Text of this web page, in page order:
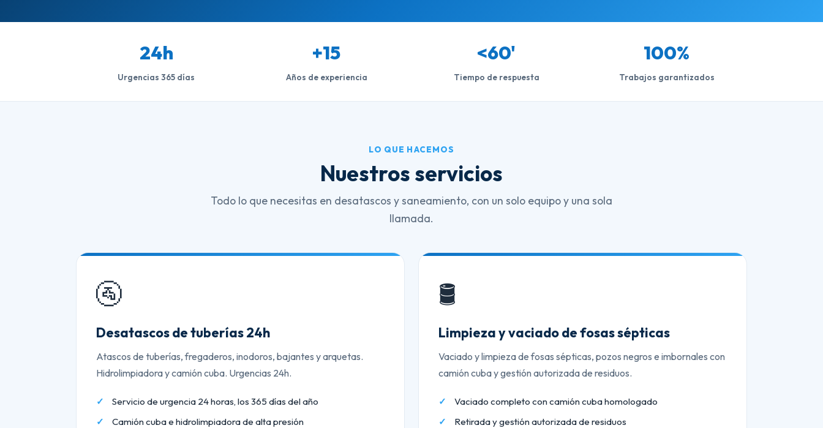
24h
Urgencias 365 días
+15
Años de experiencia
<60'
Tiempo de respuesta
100%
Trabajos garantizados
LO QUE HACEMOS
Nuestros servicios
Todo lo que necesitas en desatascos y saneamiento, con un solo equipo y una sola
llamada.
🚰
Desatascos de tuberías 24h
Atascos de tuberías, fregaderos, inodoros, bajantes y arquetas.
Hidrolimpiadora y camión cuba. Urgencias 24h.
Servicio de urgencia 24 horas, los 365 días del año
Camión cuba e hidrolimpiadora de alta presión
🛢️
Limpieza y vaciado de fosas sépticas
Vaciado y limpieza de fosas sépticas, pozos negros e imbornales con
camión cuba y gestión autorizada de residuos.
Vaciado completo con camión cuba homologado
Retirada y gestión autorizada de residuos